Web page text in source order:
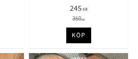
245 KR
350KR
KÖP